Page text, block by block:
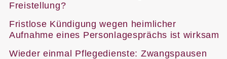
Freistellung?
Fristlose Kündigung wegen heimlicher
Aufnahme eines Personlagesprächs ist wirksam
Wieder einmal Pflegedienste: Zwangspausen